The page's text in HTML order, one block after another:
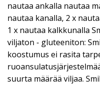
nautaa ankalla nautaa
nautaa kanalla, 2 x
1 x nautaa kalkkunalla
viljaton - gluteeniton:
koostumus ei rasita
suurta määrää viljaa.